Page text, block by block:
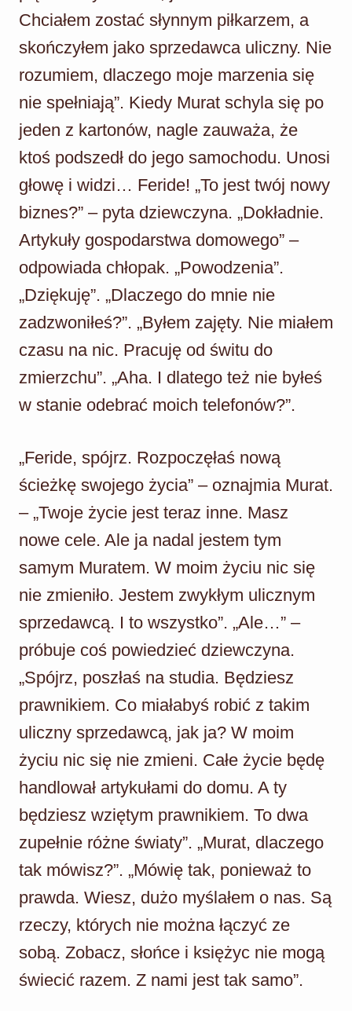
Chciałem zostać słynnym piłkarzem, a
skończyłem jako sprzedawca uliczny. Nie
rozumiem, dlaczego moje marzenia się
nie spełniają”. Kiedy Murat schyla się po
jeden z kartonów, nagle zauważa, że
ktoś podszedł do jego samochodu. Unosi
głowę i widzi… Feride! „To jest twój nowy
biznes?” – pyta dziewczyna. „Dokładnie.
Artykuły gospodarstwa domowego” –
odpowiada chłopak. „Powodzenia”.
„Dziękuję”. „Dlaczego do mnie nie
zadzwoniłeś?”. „Byłem zajęty. Nie miałem
czasu na nic. Pracuję od świtu do
zmierzchu”. „Aha. I dlatego też nie byłeś
w stanie odebrać moich telefonów?”.
„Feride, spójrz. Rozpoczęłaś nową
ścieżkę swojego życia” – oznajmia Murat.
– „Twoje życie jest teraz inne. Masz
nowe cele. Ale ja nadal jestem tym
samym Muratem. W moim życiu nic się
nie zmieniło. Jestem zwykłym ulicznym
sprzedawcą. I to wszystko”. „Ale…” –
próbuje coś powiedzieć dziewczyna.
„Spójrz, poszłaś na studia. Będziesz
prawnikiem. Co miałabyś robić z takim
uliczny sprzedawcą, jak ja? W moim
życiu nic się nie zmieni. Całe życie będę
handlował artykułami do domu. A ty
będziesz wziętym prawnikiem. To dwa
zupełnie różne światy”. „Murat, dlaczego
tak mówisz?”. „Mówię tak, ponieważ to
prawda. Wiesz, dużo myślałem o nas. Są
rzeczy, których nie można łączyć ze
sobą. Zobacz, słońce i księżyc nie mogą
świecić razem. Z nami jest tak samo”.